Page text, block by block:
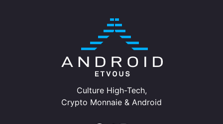
Culture High-Tech,
Crypto Monnaie & Android